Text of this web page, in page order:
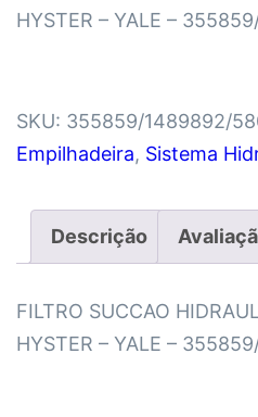
HYSTER – YALE –
SKU: 355859/1489892/
Empilhadeira, Sistema
Descrição
FILTRO SUCCAO
HYSTER – YALE –